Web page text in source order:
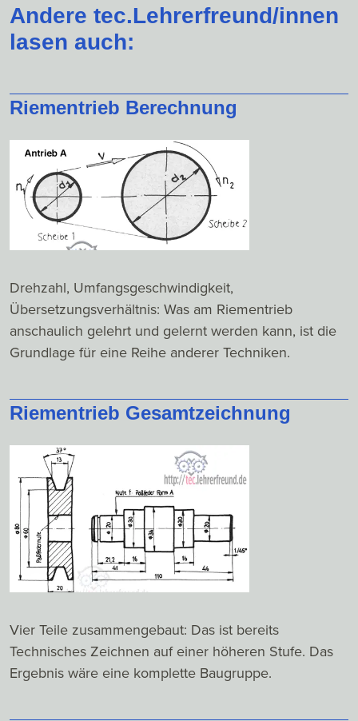
Andere tec.Lehrerfreund/innen
lasen auch:
Riementrieb Berechnung
Drehzahl, Umfangsgeschwindigkeit,
Übersetzungsverhältnis: Was am Riementrieb
anschaulich gelehrt und gelernt werden kann, ist die
Grundlage für eine Reihe anderer Techniken.
Riementrieb Gesamtzeichnung
Vier Teile zusammengebaut: Das ist bereits
Technisches Zeichnen auf einer höheren Stufe. Das
Ergebnis wäre eine komplette Baugruppe.